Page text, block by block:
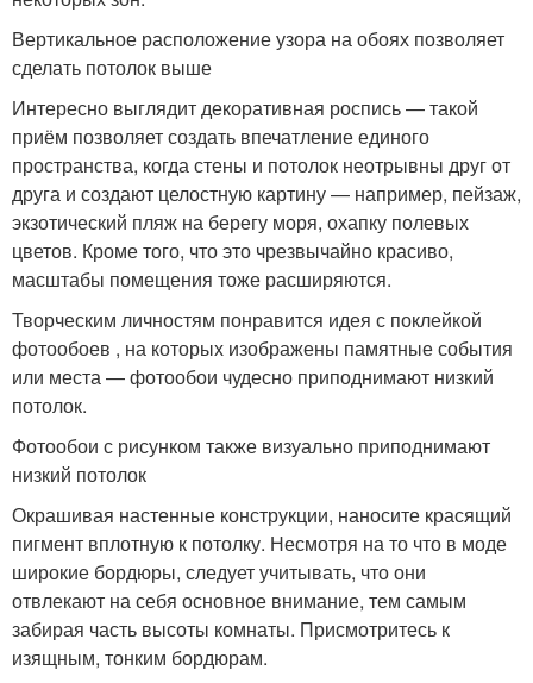
Вертикальное расположение узора на обоях позволяет
сделать потолок выше
Интересно выглядит декоративная роспись — такой
приём позволяет создать впечатление единого
пространства, когда стены и потолок неотрывны друг от
друга и создают целостную картину — например, пейзаж,
экзотический пляж на берегу моря, охапку полевых
цветов. Кроме того, что это чрезвычайно красиво,
масштабы помещения тоже расширяются.
Творческим личностям понравится идея с поклейкой
фотообоев , на которых изображены памятные события
или места — фотообои чудесно приподнимают низкий
потолок.
Фотообои с рисунком также визуально приподнимают
низкий потолок
Окрашивая настенные конструкции, наносите красящий
пигмент вплотную к потолку. Несмотря на то что в моде
широкие бордюры, следует учитывать, что они
отвлекают на себя основное внимание, тем самым
забирая часть высоты комнаты. Присмотритесь к
изящным, тонким бордюрам.